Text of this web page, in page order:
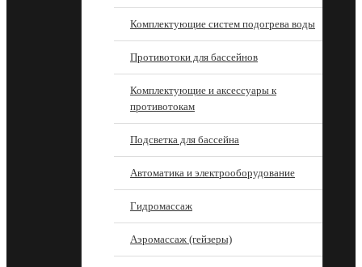
Комплектующие систем подогрева воды
Противотоки для бассейнов
Комплектующие и аксессуары к
противотокам
Подсветка для бассейна
Автоматика и электрооборудование
Гидромассаж
Аэромассаж (гейзеры)